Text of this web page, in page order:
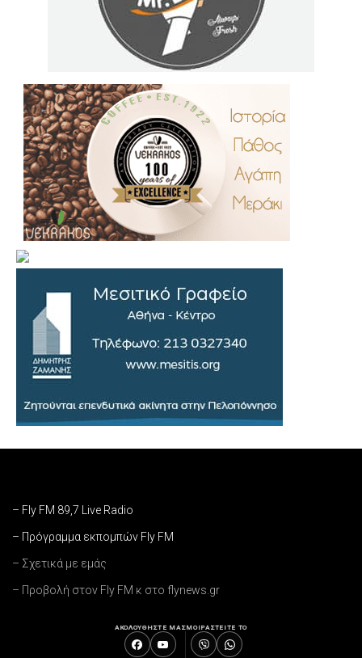
– Fly FM 89,7 Live Radio
– Πρόγραμμα εκπομπών Fly FM
– Σχετικά με εμάς
– Προβολή στον Fly FM κ στο flynews.gr
ΑΚΟΛΟΥΘΗΣΤΕ ΜΑΣΜΟΙΡΑΣΤΕΙΤΕ ΤΟ